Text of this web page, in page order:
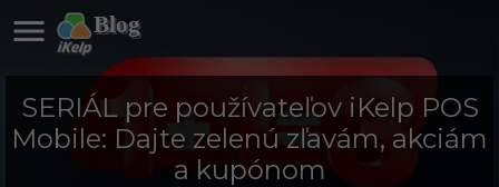
Blog

SERIÁL pre používateľov iKelp POS
Mobile: Dajte zelenú zľavám, akciám
a kupónom